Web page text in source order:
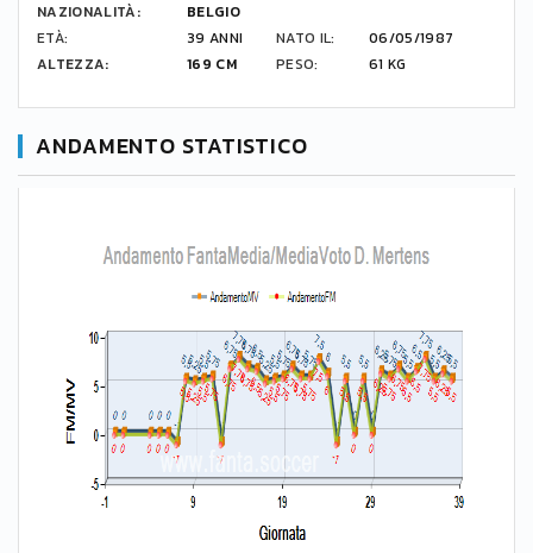
NAZIONALITÀ:
BELGIO
ETÀ:
39 ANNI NATO IL:
06/05/1987
ALTEZZA:
169 CM PESO: 61 KG
ANDAMENTO STATISTICO